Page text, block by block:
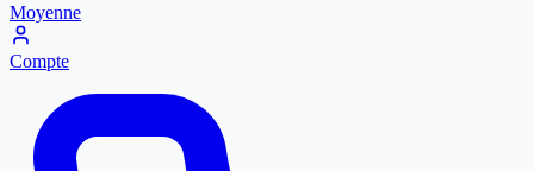
Moyenne
Compte